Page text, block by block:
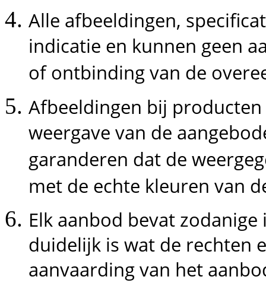
Alle afbeeldingen,
indicatie en kunnen geen
of ontbinding van de
Afbeeldingen bij
weergave van de
garanderen dat de
met de echte kleuren van
Elk aanbod bevat
duidelijk is wat de rechten
aanvaarding van het